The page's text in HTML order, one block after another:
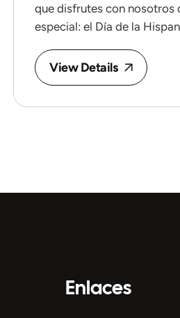
que disfrutes con nosotros
especial: el Día de la
View Details
Enlaces